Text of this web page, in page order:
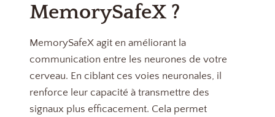
MemorySafeX ?
MemorySafeX agit en améliorant la
communication entre les neurones de votre
cerveau. En ciblant ces voies neuronales, il
renforce leur capacité à transmettre des
signaux plus efficacement. Cela permet